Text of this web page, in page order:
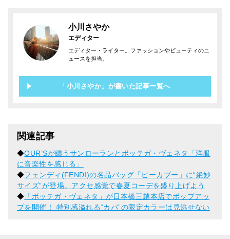
小川さやか
エディター
エディター・ライター。ファッションやビューティのニ
ュースを担当。
「小川さやか」が書いた記事一覧へ
関連記事
◆OUR’Sが纏うサンローランとボッテガ・ヴェネタ「洋服
に音楽性を感じる」
◆フェンディ(FENDI)の名品バッグ「ピーカブー」に“絶妙
サイズ”が登場。アクセ感覚で春夏コーデを盛り上げよう
◆ 「ボッテガ・ヴェネタ」が日本橋三越本店でポップアッ
プを開催！ 特別感溢れる“カバ”の限定カラーは見逃せない